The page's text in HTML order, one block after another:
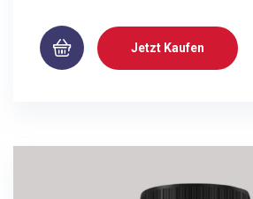
Jetzt Kaufen